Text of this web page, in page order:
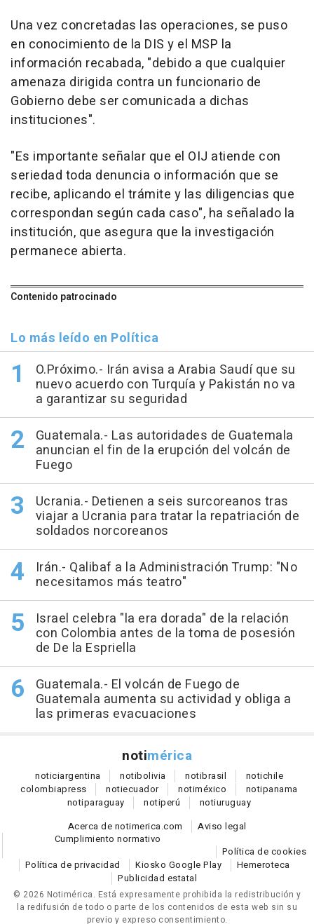
Una vez concretadas las operaciones, se puso
en conocimiento de la DIS y el MSP la
información recabada, "debido a que cualquier
amenaza dirigida contra un funcionario de
Gobierno debe ser comunicada a dichas
instituciones".
"Es importante señalar que el OIJ atiende con
seriedad toda denuncia o información que se
recibe, aplicando el trámite y las diligencias que
correspondan según cada caso", ha señalado la
institución, que asegura que la investigación
permanece abierta.
Contenido patrocinado
Lo más leído en Política
O.Próximo.- Irán avisa a Arabia Saudí que su
nuevo acuerdo con Turquía y Pakistán no va
a garantizar su seguridad
Guatemala.- Las autoridades de Guatemala
anuncian el fin de la erupción del volcán de
Fuego
Ucrania.- Detienen a seis surcoreanos tras
viajar a Ucrania para tratar la repatriación de
soldados norcoreanos
Irán.- Qalibaf a la Administración Trump: "No
necesitamos más teatro"
Israel celebra "la era dorada" de la relación
con Colombia antes de la toma de posesión
de De la Espriella
Guatemala.- El volcán de Fuego de
Guatemala aumenta su actividad y obliga a
las primeras evacuaciones
notimérica
noticiargentina notibolivia notibrasil notichile
colombiapress notiecuador notiméxico notipanama
notiparaguay notiperú notiuruguay
Acerca de notimerica.com
Aviso legal
Cumplimiento normativo
Política de cookies
Política de privacidad
Kiosko Google Play
Hemeroteca
Publicidad estatal
© 2026 Notimérica. Está expresamente prohibida la redistribución y
la redifusión de todo o parte de los contenidos de esta web sin su
previo y expreso consentimiento.